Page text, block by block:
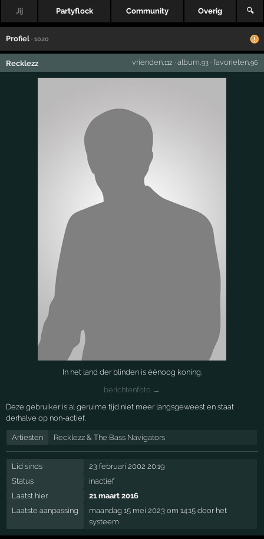
Jij Partyflock Community Overig 🔍
Profiel · 1020
Recklezz vrienden,112 · album ,93· favorieten,96
In het land der blinden is éénoog koning.
berichtenfoto →
Deze gebruiker is al geruime tijd niet meer langsgeweest en staat
derhalve op non-actief.
Artiesten Recklezz& The Bass Navigators
Lid sinds
23 februari 2002 20:19
Status
inactief
Laatst hier
21 maart 2016
Laatste aanpassing
maandag 15 mei 2023 om 14:15 door het
systeem